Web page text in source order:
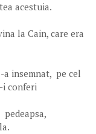
acestuia.
la Cain, care era
insemnat, pe cel
i conferi